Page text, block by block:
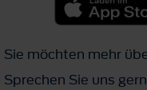
Sie möchten mehr
Sprechen Sie uns